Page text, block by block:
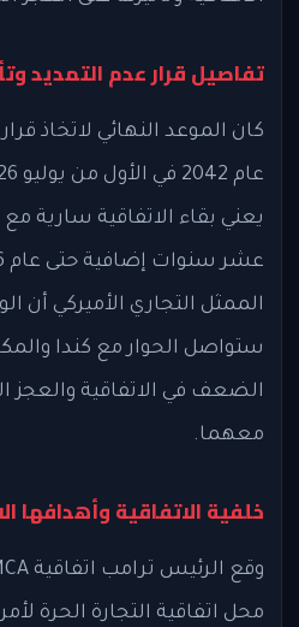
تفاصيل قرار عدم التمديد
كان الموعد النهائي لاتخاذ
يعني بقاء الاتفاقية سارية
الممثل التجاري الأميركي أن
ستواصل الحوار مع كندا
الضعف في الاتفاقية والعجز
معهما.
خلفية الاتفاقية وأهدافها